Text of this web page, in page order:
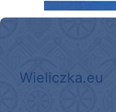
Wieliczka.eu